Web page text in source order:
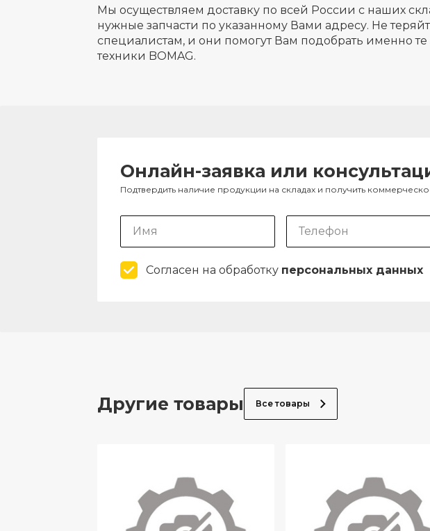
Мы осуществляем доставку по всей России с наших
нужные запчасти по указанному Вами адресу. Не
специалистам, и они помогут Вам подобрать именно
техники BOMAG.
Онлайн-заявка или
Подтвердить наличие продукции на складах и получить
Согласен на обработку персональных данных
Другие товары Все товары